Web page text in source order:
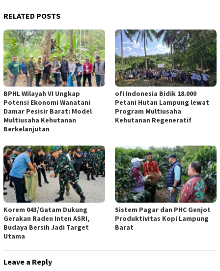
RELATED POSTS
BPHL Wilayah VI Ungkap
Potensi Ekonomi Wanatani
Damar Pesisir Barat: Model
Multiusaha Kehutanan
Berkelanjutan
ofi Indonesia Bidik 18.000
Petani Hutan Lampung lewat
Program Multiusaha
Kehutanan Regeneratif
Korem 043/Gatam Dukung
Gerakan Raden Inten ASRI,
Budaya Bersih Jadi Target
Utama
Sistem Pagar dan PHC Genjot
Produktivitas Kopi Lampung
Barat
Leave a Reply